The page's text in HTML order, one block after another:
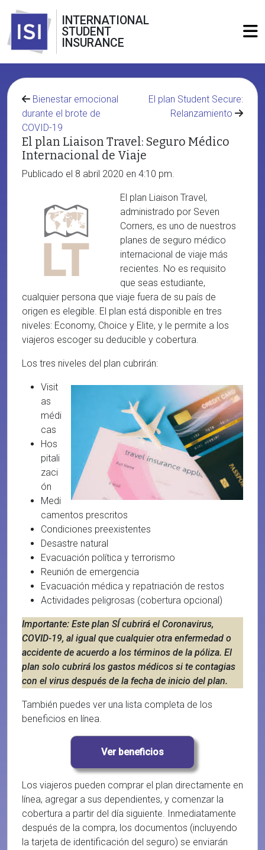
INTERNATIONAL
STUDENT
INSURANCE
Bienestar emocional
durante el brote de
COVID-19
El plan Student Secure:
Relanzamiento
El plan Liaison Travel: Seguro Médico
Internacional de Viaje
Publicado el 8 abril 2020 en 4:10 pm.
El plan Liaison Travel,
administrado por Seven
Corners, es uno de nuestros
planes de seguro médico
internacional de viaje más
recientes. No es requisito
que seas estudiante,
cualquier persona que viaje fuera de su país de
origen es elegible. El plan está disponible en tres
niveles: Economy, Choice y Elite, y le permite a los
viajeros escoger su deducible y cobertura.
Los tres niveles del plan cubrirán:
Visit
as
médi
cas
Hos
pitali
zaci
ón
Medi
camentos prescritos
Condiciones preexistentes
Desastre natural
Evacuación política y terrorismo
Reunión de emergencia
Evacuación médica y repatriación de restos
Actividades peligrosas (cobertura opcional)
Importante: Este plan SÍ cubrirá el Coronavirus,
COVID-19, al igual que cualquier otra enfermedad o
accidente de acuerdo a los términos de la póliza. El
plan solo cubrirá los gastos médicos si te contagias
con el virus después de la fecha de inicio del plan.
También puedes ver una lista completa de los
beneficios en línea.
Los viajeros pueden comprar el plan directamente en
línea, agregar a sus dependientes, y comenzar la
cobertura a partir del día siguiente. Inmediatamente
después de la compra, los documentos (incluyendo
la tarjeta de identificación del seguro) se enviarán